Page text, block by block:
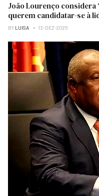
João Lourenço
querem candidatar-se à
BY LUISA 13-DEZ-2025